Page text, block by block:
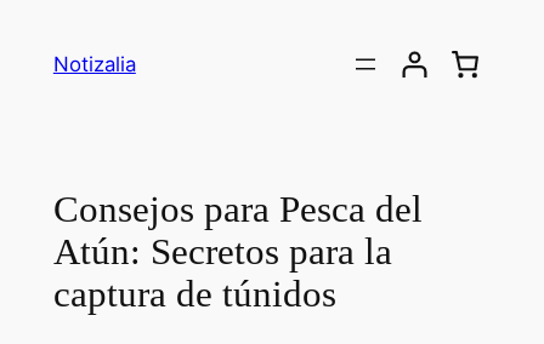
Notizalia
Consejos para Pesca del
Atún: Secretos para la
captura de túnidos